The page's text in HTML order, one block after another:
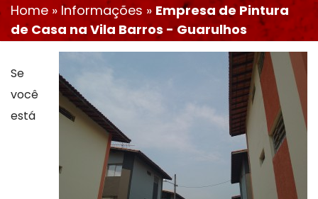
Home » Informações » Empresa de Pintura
de Casa na Vila Barros - Guarulhos
Se
você
está